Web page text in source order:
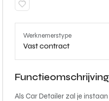
Werknemerstype
Vast contract
Functieomschrijving
Als Car Detailer zal je